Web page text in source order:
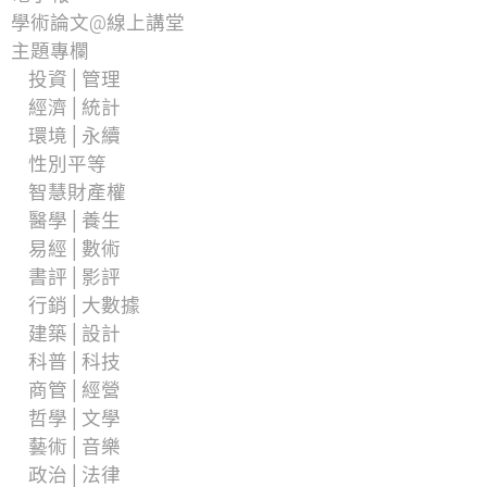
學術論文@線上講堂
主題專欄
投資│管理
經濟│統計
環境│永續
性別平等
智慧財產權
醫學│養生
易經│數術
書評│影評
行銷│大數據
建築│設計
科普│科技
商管│經營
哲學│文學
藝術│音樂
政治│法律